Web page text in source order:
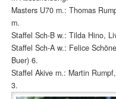
Masters U70 m.: Thomas
m.
Staffel Sch-B w.: Tilda Hino,
Staffel Sch-A w.: Felice
Buer) 6.
Staffel Akive m.: Martin
3.